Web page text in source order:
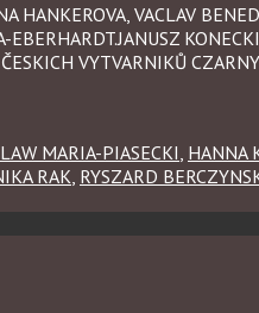
VACLAV
VYTVARNIKŮ
MARIA-PIASECKI HANNA
RAK RYSZARD